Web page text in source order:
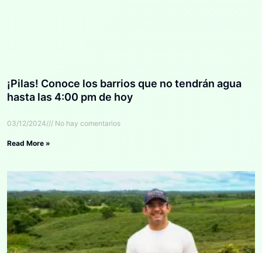
¡Pilas! Conoce los barrios que no tendrán agua
hasta las 4:00 pm de hoy
03/12/2024 No hay comentarios
Read More »